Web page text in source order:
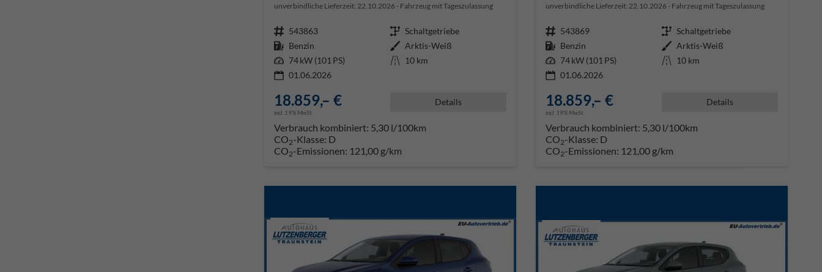
unverbindliche Lieferzeit: 22.10.2026 Fahrzeug mit Tageszulassung
Fahrzeugnr. 543863 Getriebe Schaltgetriebe
Kraftstoff Benzin Außenfarbe Arktis-Weiß
Leistung 74 kW (101 PS) Kilometerstand 10 km
01.06.2026
18.859,– €
incl. 19% MwSt.
Details
Verbrauch kombiniert: 5,30 l/100km
CO2-Klasse: D
CO2-Emissionen: 121,00 g/km
unverbindliche Lieferzeit: 22.10.2026 Fahrzeug mit Tageszulassung
Fahrzeugnr. 543869 Getriebe Schaltgetriebe
Kraftstoff Benzin Außenfarbe Arktis-Weiß
Leistung 74 kW (101 PS) Kilometerstand 10 km
01.06.2026
18.859,– €
incl. 19% MwSt.
Details
Verbrauch kombiniert: 5,30 l/100km
CO2-Klasse: D
CO2-Emissionen: 121,00 g/km